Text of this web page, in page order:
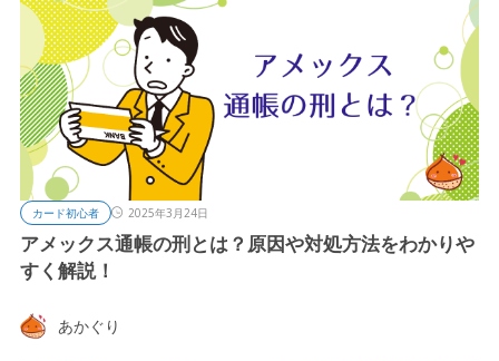
カード初心者 2025年3月24日
アメックス通帳の刑とは？原因や対処方法をわかりや
すく解説！
あかぐり